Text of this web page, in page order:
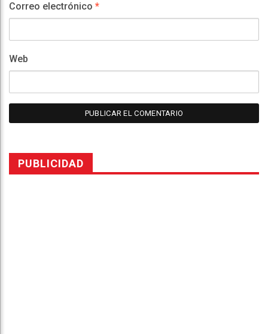
Correo electrónico *
Web
PUBLICIDAD